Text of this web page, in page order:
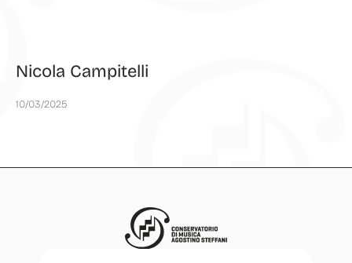
Nicola Campitelli
10/03/2025